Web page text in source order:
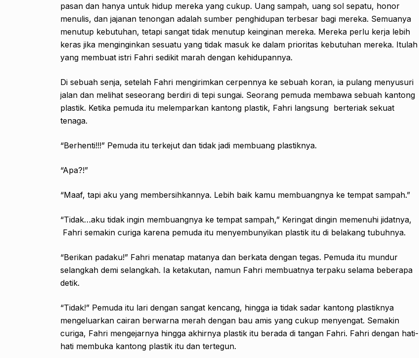
pasan dan hanya untuk hidup mereka yang cukup. Uang sampah, uang sol sepatu, honor
menulis, dan jajanan tenongan adalah sumber penghidupan terbesar bagi mereka. Semuanya
menutup kebutuhan, tetapi sangat tidak menutup keinginan mereka. Mereka perlu kerja lebih
keras jika menginginkan sesuatu yang tidak masuk ke dalam prioritas kebutuhan mereka. Itulah
yang membuat istri Fahri sedikit marah dengan kehidupannya.
Di sebuah senja, setelah Fahri mengirimkan cerpennya ke sebuah koran, ia pulang menyusuri
jalan dan melihat seseorang berdiri di tepi sungai. Seorang pemuda membawa sebuah kantong
plastik. Ketika pemuda itu melemparkan kantong plastik, Fahri langsung berteriak sekuat
tenaga.
“Berhenti!!!” Pemuda itu terkejut dan tidak jadi membuang plastiknya.
“Apa?!”
“Maaf, tapi aku yang membersihkannya. Lebih baik kamu membuangnya ke tempat sampah.”
“Tidak…aku tidak ingin membuangnya ke tempat sampah,” Keringat dingin memenuhi jidatnya,
Fahri semakin curiga karena pemuda itu menyembunyikan plastik itu di belakang tubuhnya.
“Berikan padaku!” Fahri menatap matanya dan berkata dengan tegas. Pemuda itu mundur
selangkah demi selangkah. Ia ketakutan, namun Fahri membuatnya terpaku selama beberapa
detik.
“Tidak!” Pemuda itu lari dengan sangat kencang, hingga ia tidak sadar kantong plastiknya
mengeluarkan cairan berwarna merah dengan bau amis yang cukup menyengat. Semakin
curiga, Fahri mengejarnya hingga akhirnya plastik itu berada di tangan Fahri. Fahri dengan hati-
hati membuka kantong plastik itu dan tertegun.